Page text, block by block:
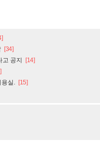
[34]
고 공지 [14]
실. [15]